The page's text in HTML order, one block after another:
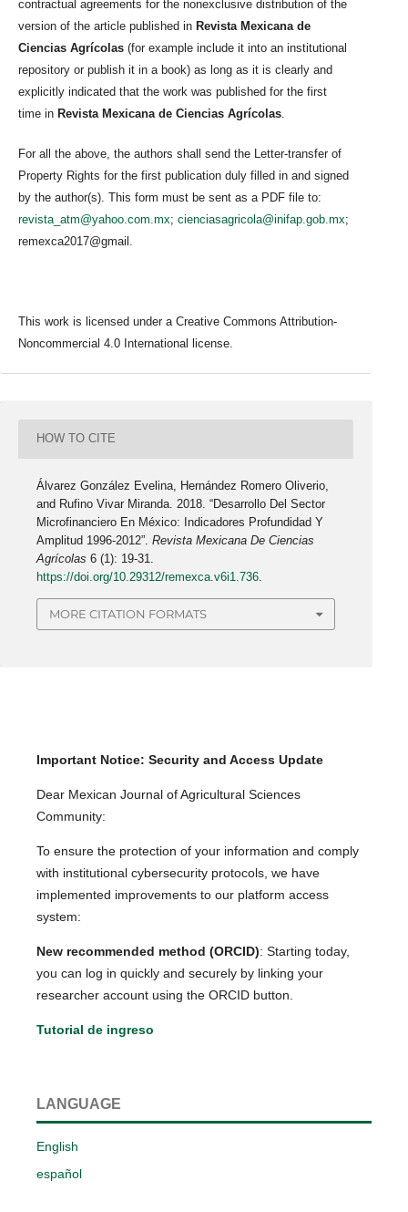
contractual agreements for the nonexclusive distribution of the
version of the article published in Revista Mexicana de
Ciencias Agrícolas (for example include it into an institutional
repository or publish it in a book) as long as it is clearly and
explicitly indicated that the work was published for the first
time in Revista Mexicana de Ciencias Agrícolas
For all the above, the authors shall send the Letter-transfer of
Property Rights for the first publication duly filled in and signed
by the author(s). This form must be sent as a PDF file to:
revista_atm@yahoo.com.mx; cienciasagricola@inifap.gob.mx;
remexca2017@gmail.
This work is licensed under a Creative Commons Attribution-
Noncommercial 4.0 International license.
HOW TO CITE
Álvarez González Evelina, Hernández Romero Oliverio,
and Rufino Vivar Miranda. 2018. “Desarrollo Del Sector
Microfinanciero En México: Indicadores Profundidad Y
Amplitud 1996-2012”.Revista Mexicana De Ciencias
Agrícolas 6 (1): 19-31.
https://doi.org/10.29312/remexca.v6i1.736
MORE CITATION FORMATS
Important Notice: Security and Access Update
Dear Mexican Journal of Agricultural Sciences
Community:
To ensure the protection of your information and comply
with institutional cybersecurity protocols, we have
implemented improvements to our platform access
system:
New recommended method (ORCID): Starting today,
you can log in quickly and securely by linking your
researcher account using the ORCID button.
Tutorial de ingreso
LANGUAGE
English
español